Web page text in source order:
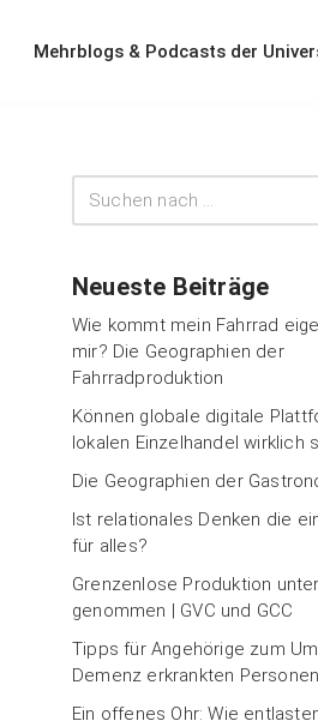
Mehrblogs & Podcasts der
Neueste Beiträge
Wie kommt mein Fahrrad
mir? Die Geographien der
Fahrradproduktion
Können globale digitale
lokalen Einzelhandel wirklich
Die Geographien der
Ist relationales Denken die
für alles?
Grenzenlose Produktion
genommen | GVC und GCC
Tipps für Angehörige zum
Demenz erkrankten
Ein offenes Ohr: Wie